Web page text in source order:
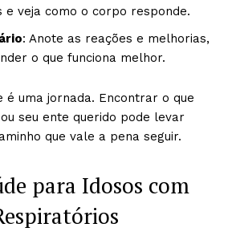
veja como o corpo responde.
: Anote as reações e melhorias,
o que funciona melhor.
é uma jornada. Encontrar o que
seu ente querido pode levar
que vale a pena seguir.
para Idosos com